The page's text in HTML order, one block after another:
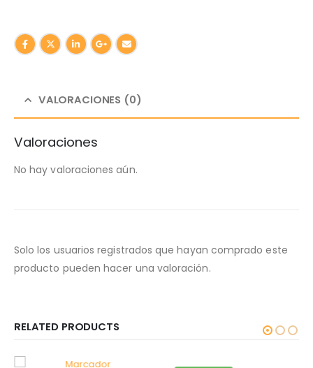
VALORACIONES (0)
Valoraciones
No hay valoraciones aún.
Solo los usuarios registrados que hayan comprado este
producto pueden hacer una valoración.
RELATED PRODUCTS